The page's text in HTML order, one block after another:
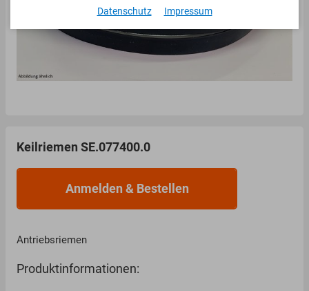
Keilriemen SE.077400.0
Antriebsriemen
Produktinformationen:
Datenschutz Impressum